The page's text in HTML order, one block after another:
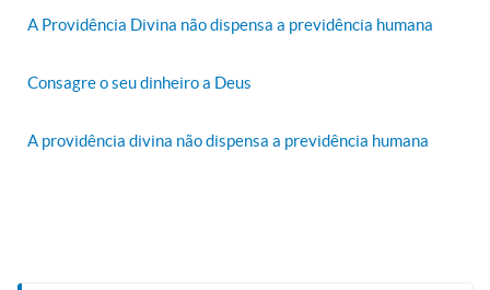
A Providência Divina não dispensa a previdência humana
Consagre o seu dinheiro a Deus
A providência divina não dispensa a previdência humana